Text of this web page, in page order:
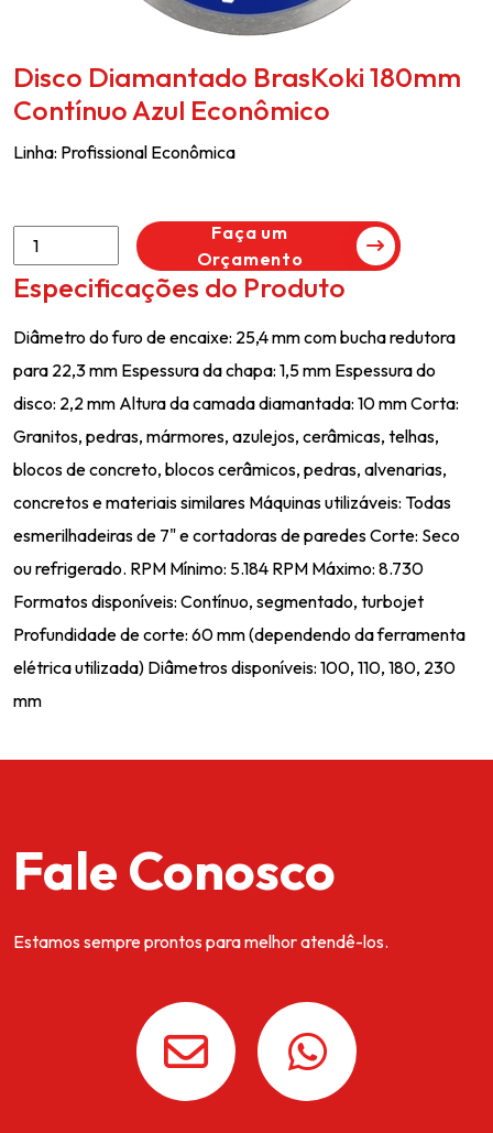
Disco Diamantado BrasKoki 180mm
Contínuo Azul Econômico
Linha: Profissional Econômica
Faça um
Orçamento
Especificações do Produto
Diâmetro do furo de encaixe: 25,4 mm com bucha redutora
para 22,3 mm Espessura da chapa: 1,5 mm Espessura do
disco: 2,2 mm Altura da camada diamantada: 10 mm Corta:
Granitos, pedras, mármores, azulejos, cerâmicas, telhas,
blocos de concreto, blocos cerâmicos, pedras, alvenarias,
concretos e materiais similares Máquinas utilizáveis: Todas
esmerilhadeiras de 7" e cortadoras de paredes Corte: Seco
ou refrigerado. RPM Mínimo: 5.184 RPM Máximo: 8.730
Formatos disponíveis: Contínuo, segmentado, turbojet
Profundidade de corte: 60 mm (dependendo da ferramenta
elétrica utilizada) Diâmetros disponíveis: 100, 110, 180, 230
mm
Fale Conosco
Estamos sempre prontos para melhor atendê-los.